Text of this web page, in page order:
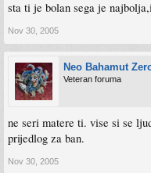
sta ti je bolan sega je
Nov 30, 2005
Neo Bahamut
Veteran foruma
ne seri matere ti. vise si se
prijedlog za ban.
Nov 30, 2005